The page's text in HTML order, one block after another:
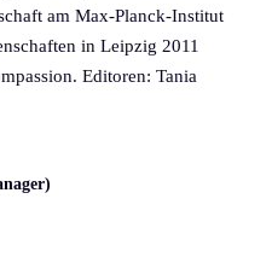
am Max-Planck-Institut
in Leipzig 2011
Editoren: Tania